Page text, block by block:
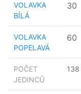
POČET
JEDINCŮ
138
VOLAVKA
BÍLÁ
30
VOLAVKA
POPELAVÁ
60